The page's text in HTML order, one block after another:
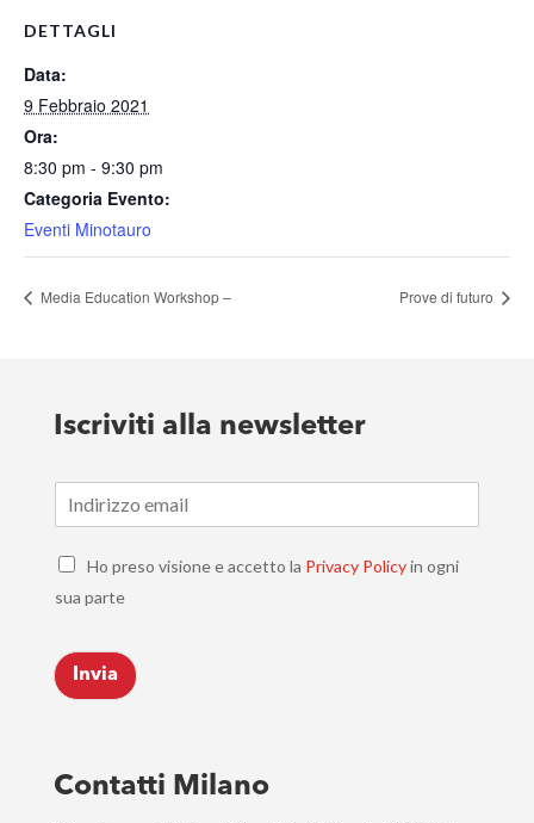
DETTAGLI
Data:
9 Febbraio 2021
Ora:
8:30 pm - 9:30 pm
Categoria Evento:
Eventi Minotauro
Media Education Workshop – Prove di futuro
Iscriviti alla newsletter
m
*
C
e
k
b
o
s
*
Ho preso visione e accetto la Privacy Policyin ogni
sua parte
Invia
Contatti Milano